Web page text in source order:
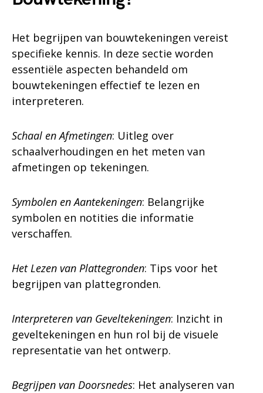
Het begrijpen van bouwtekeningen vereist
specifieke kennis. In deze sectie worden
essentiële aspecten behandeld om
bouwtekeningen effectief te lezen en
interpreteren.
Schaal en Afmetingen: Uitleg over
schaalverhoudingen en het meten van
afmetingen op tekeningen.
Symbolen en Aantekeningen: Belangrijke
symbolen en notities die informatie
verschaffen.
Het Lezen van Plattegronden: Tips voor het
begrijpen van plattegronden.
Interpreteren van Geveltekeningen: Inzicht in
geveltekeningen en hun rol bij de visuele
representatie van het ontwerp.
Begrijpen van Doorsnedes: Het analyseren van